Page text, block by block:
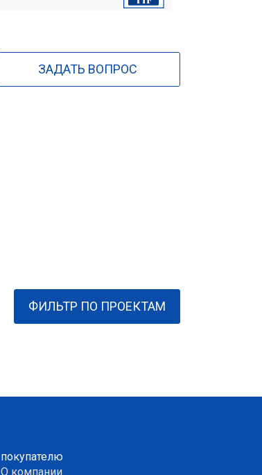
ЗАДАТЬ ВОПРОС
ФИЛЬТР ПО ПРОЕКТАМ
покупателю
О компании